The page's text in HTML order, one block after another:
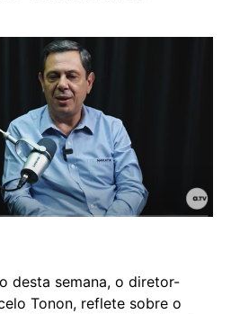
desta semana, o diretor-
Tonon, reflete sobre o